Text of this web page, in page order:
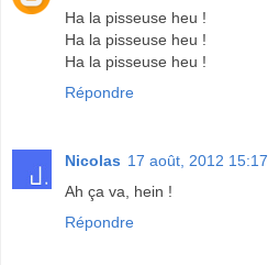
Ha la pisseuse heu !
Ha la pisseuse heu !
Ha la pisseuse heu !
Répondre
Nicolas 17 août, 2012 15:17
Ah ça va, hein !
Répondre